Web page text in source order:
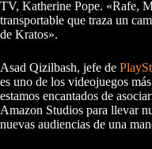
TV, Katherine Pope. «Rafe,
transportable que traza un
de Kratos».
Asad Qizilbash, jefe de
es uno de los videojuegos
estamos encantados de
Amazon Studios para llevar
nuevas audiencias de una